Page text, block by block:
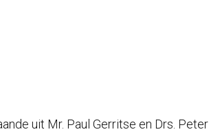
uit Mr. Paul Gerritse en Drs. Peter